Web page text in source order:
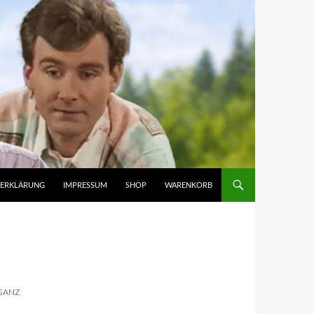
IMPRESSUM SHOP WARENKORB